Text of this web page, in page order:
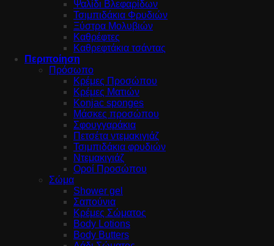
Ψαλίδι Βλεφαρίδων
Τσιμπιδάκια Φρυδιών
Ξύστρα Μολυβιών
Καθρέφτες
Καθρεφτάκια τσάντας
Περιποίηση
Πρόσωπο
Κρέμες Προσώπου
Κρέμες Ματιών
Konjac sponges
Μάσκες προσώπου
Σφουγγαράκια
Πετσέτα ντεμακιγιάζ
Τσιμπιδάκια φρυδιών
Ντεμακιγιάζ
Οροί Προσώπου
Σώμα
Shower gel
Σαπούνια
Κρέμες Σώματος
Body Lotions
Body Butters